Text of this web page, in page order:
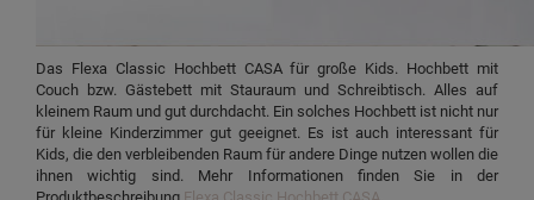
Das Flexa Classic Hochbett CASA für große Kids. Hochbett mit
Couch bzw. Gästebett mit Stauraum und Schreibtisch. Alles auf
kleinem Raum und gut durchdacht. Ein solches Hochbett ist nicht nur
für kleine Kinderzimmer gut geeignet. Es ist auch interessant für
Kids, die den verbleibenden Raum für andere Dinge nutzen wollen die
ihnen wichtig sind. Mehr Informationen finden Sie in der